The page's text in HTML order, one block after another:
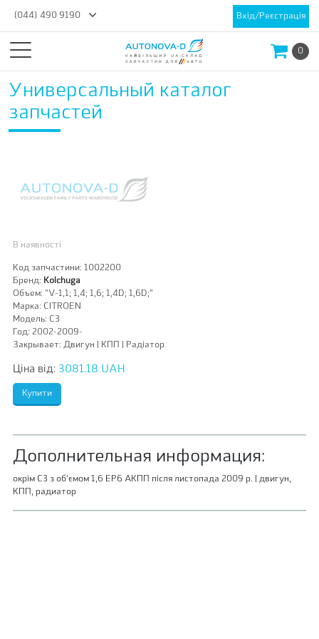
(044) 490 9190 Вхід/Реєстрація
0
Универсальный каталог
запчастей
В наявності
Код запчастини: 1002200
Бренд: Kolchuga
Объем: "V-1,1; 1,4; 1,6; 1,4D; 1,6D;"
Марка: CITROEN
Модель: С3
Год: 2002-2009-
Закрывает: Двигун | КПП | Радіатор
Ціна від: 3081.18 UAH
Дополнительная информация:
окрім С3 з об’ємом 1,6 ЕР6 АКПП після листопада 2009 р. | двигун,
КПП, радиатор